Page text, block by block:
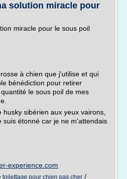
solution miracle pour
miracle pour le sous poil
à chien que j'utilise et qui
bénédiction pour retirer
le sous poil de mes
sibérien aux yeux vairons,
suis étonné car je ne m'attendais
experience.com
toilettage pour chien pas cher /